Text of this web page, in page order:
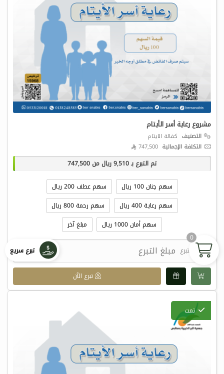
مشروع رعاية أسر الأيتام
التصنيف كفالة الايتام
التكلفة الإجمالية
تم التبرع بـ9,510ريال من 747,500
سهم حِنان 100 ريال
سهم عطف 200 ريال
سهم رعاية 400 ريال
سهم رحمة 800 ريال
سهم أمان 1000 ريال
مبلغ آخر
مبلغ التبرع 
تبرع الآن
تمت
تبرع سريع
0